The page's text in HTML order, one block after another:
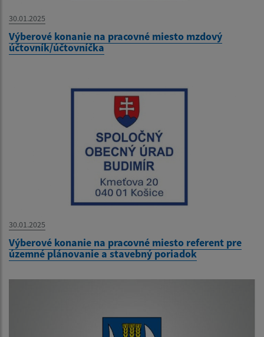
30.01.2025
Výberové konanie na pracovné miesto mzdový
účtovník/účtovníčka
30.01.2025
Výberové konanie na pracovné miesto referent pre
územné plánovanie a stavebný poriadok